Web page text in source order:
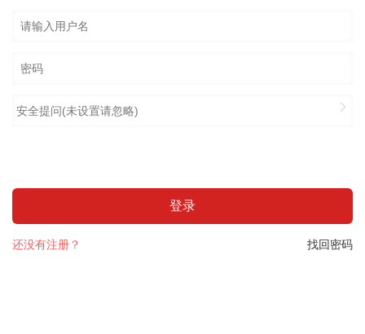
安全提问(未设置请忽略)
登录
找回密码
还没有注册？